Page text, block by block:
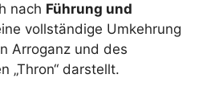
nach Führung und
vollständige Umkehrung
Arroganz und des
„Thron“ darstellt.